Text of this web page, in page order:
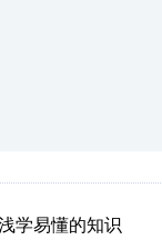
学易懂的知识